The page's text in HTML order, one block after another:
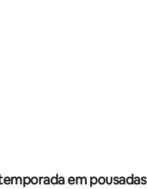
em pousadas